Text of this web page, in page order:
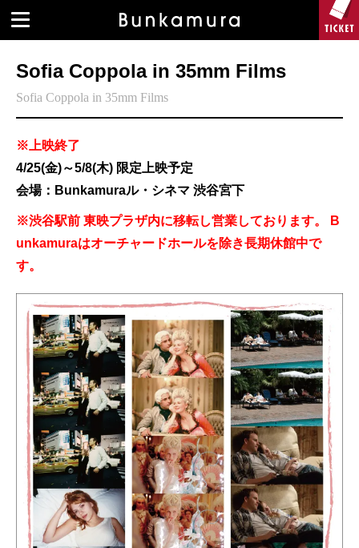
Sofia Coppola in 35mm Films
Sofia Coppola in 35mm Films
※上映終了
4/25(金)～5/8(木) 限定上映予定
会場：Bunkamuraル・シネマ 渋谷宮下
※渋谷駅前 東映プラザ内に移転し営業しております。 B
unkamuraはオーチャードホールを除き長期休館中で
す。